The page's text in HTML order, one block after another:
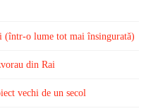
(într-o lume tot mai însingurată)
din Rai
vechi de un secol